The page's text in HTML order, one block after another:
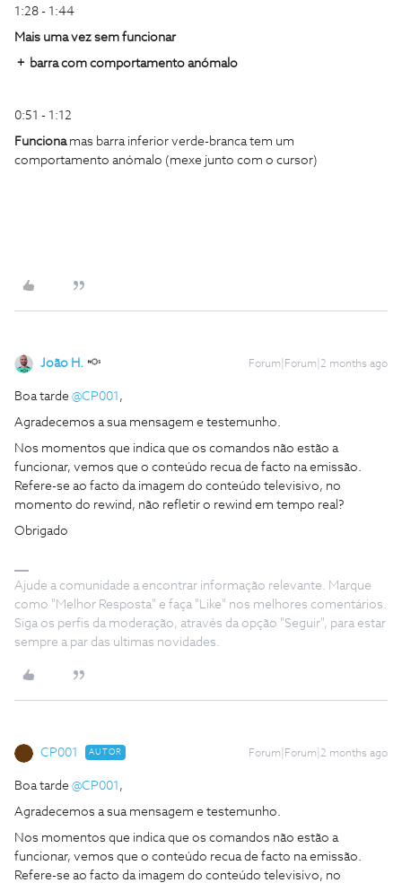
1:28 - 1:44
Mais uma vez sem funcionar
​​​ ​​​​+ barra com comportamento anómalo
0:51 - 1:12
Funciona mas barra inferior verde-branca tem um
comportamento anómalo (mexe junto com o cursor)
João H. Forum|Forum|2 months ago
Boa tarde ​ @CP001 ,
Agradecemos a sua mensagem e testemunho.
Nos momentos que indica que os comandos não estão a
funcionar, vemos que o conteúdo recua de facto na emissão.
Refere-se ao facto da imagem do conteúdo televisivo, no
momento do rewind, não refletir o rewind em tempo real?
Obrigado
Ajude a comunidade a encontrar informação relevante. Marque
como "Melhor Resposta" e faça "Like" nos melhores comentários.
Siga os perfis da moderação, através da opção "Seguir", para estar
sempre a par das ultimas novidades.
CP001 AUTOR Forum|Forum|2 months ago
Boa tarde ​ @CP001 ,
Agradecemos a sua mensagem e testemunho.
Nos momentos que indica que os comandos não estão a
funcionar, vemos que o conteúdo recua de facto na emissão.
Refere-se ao facto da imagem do conteúdo televisivo, no